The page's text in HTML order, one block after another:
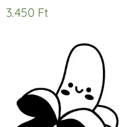
3.450 Ft